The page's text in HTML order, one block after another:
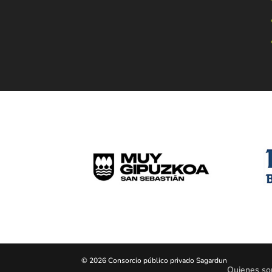
© 2026 Consorcio público privado Sagardun